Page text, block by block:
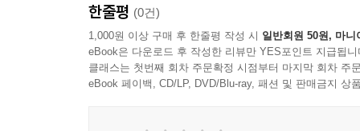
제기했다. 더 나아가 “송강은 산채를 점거하면서
루쉰의 관점은 이후에 『수호전』을 ‘농민 봉
노지심魯智心 등은 ‘농민 봉기의 영수’로 숭배받
칭송과 함께 교과서에까지도 실리게 되었다.
한줄평 (0건)
1,000원 이상 구매 후 한줄평 작성 시 일반회원 50원, 마니
eBook은 다운로드 후 작성한 리뷰만 YES포인트 지급됩니
클래스는 첫번째 회차 주문확정 시점부터 마지막 회차 주
eBook 페이백, CD/LP, DVD/Blu-ray, 패션 및 판매금지 상